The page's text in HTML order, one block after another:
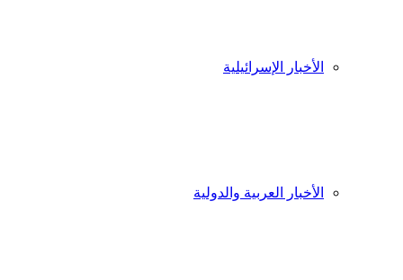
الأخبار الإسرائيلية
الأخبار العربية والدولية